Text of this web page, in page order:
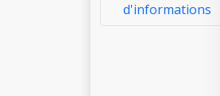
d'informations